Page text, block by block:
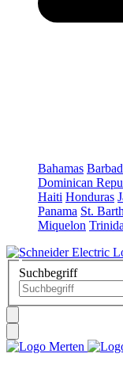
Bahamas
Dominican
Haiti Honduras
Panama St.
Miquelon
Suchbegriff